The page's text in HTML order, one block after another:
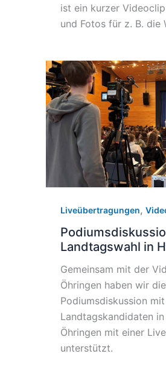
ist ein kurzer
und Fotos für z. B. die
Liveübertragungen,
Landtagswahl in
Gemeinsam mit der
Öhringen haben wir die
Podiumsdiskussion
Landtagskandidaten in
Öhringen mit einer
unterstützt.